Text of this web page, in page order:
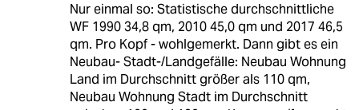
Nur einmal so: Statistische durchschnittliche
WF 1990 34,8 qm, 2010 45,0 qm und 2017 46,5
qm. Pro Kopf - wohlgemerkt. Dann gibt es ein
Neubau- Stadt-/Landgefälle: Neubau Wohnung
Land im Durchschnitt größer als 110 qm,
Neubau Wohnung Stadt im Durchschnitt